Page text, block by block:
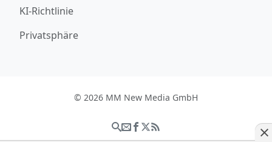
KI-Richtlinie
Privatsphäre
© 2026 MM New Media GmbH